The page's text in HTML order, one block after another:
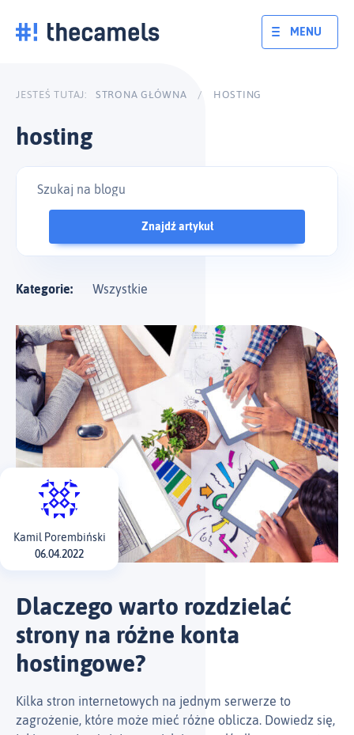
MENU
JESTEŚ TUTAJ: STRONA GŁÓWNA / HOSTING
hosting
Znajdź artykuł
Kategorie: Wszystkie
Kamil Porembiński
06.04.2022
Dlaczego warto rozdzielać
strony na różne konta
hostingowe?
Kilka stron internetowych na jednym serwerze to
zagrożenie, które może mieć różne oblicza. Dowiedz się,